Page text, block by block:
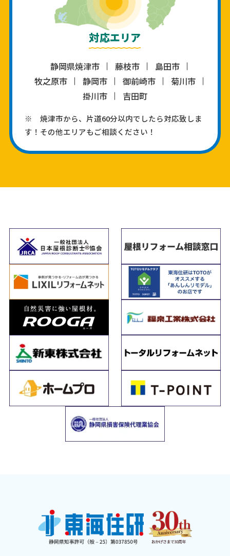
対応エリア
静岡県焼津市 藤枝市
島田市
牧之原市
静岡市 御前崎市
菊川市
掛川市
吉田町
※ 焼津市から、片道60分以内でしたら対応致しま
す！その他エリアもご相談ください！